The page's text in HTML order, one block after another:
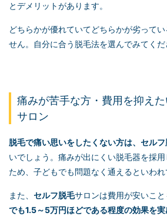
とデメリットがあります。
どちらかが優れていてどちらかが劣って
せん。自分に合う脱毛法を選んでみてくだ
痛みが苦手な方・費用を抑え
サロン
脱毛で痛い思いをしたくない方は、 セル
いでしょう。痛みが出にくい脱毛器を採
ため、子どもでも問題なく通えるといわれ
また、 セルフ脱毛サロンは費用が安いこと
でも1.5～5万円ほどである程度の効果を